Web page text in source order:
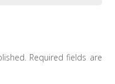
Required fields are